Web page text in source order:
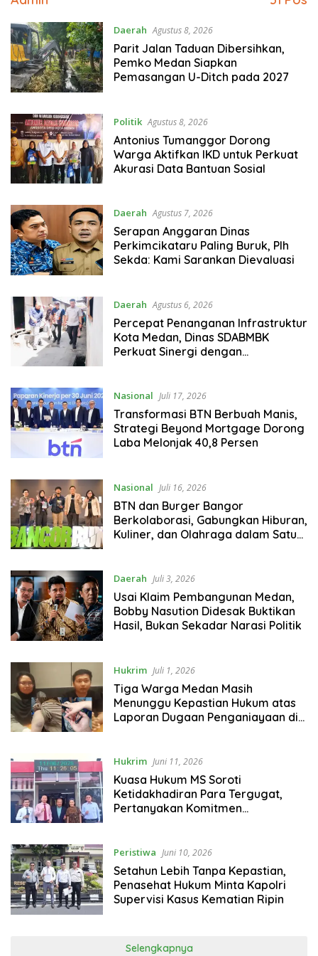
Daerah Agustus 8, 2026
Parit Jalan Taduan Dibersihkan,
Pemko Medan Siapkan
Pemasangan U-Ditch pada 2027
Politik Agustus 8, 2026
Antonius Tumanggor Dorong
Warga Aktifkan IKD untuk Perkuat
Akurasi Data Bantuan Sosial
Daerah Agustus 7, 2026
Serapan Anggaran Dinas
Perkimcikataru Paling Buruk, Plh
Sekda: Kami Sarankan Dievaluasi
Daerah Agustus 6, 2026
Percepat Penanganan Infrastruktur
Kota Medan, Dinas SDABMBK
Perkuat Sinergi dengan
Nasional Juli 17, 2026
Transformasi BTN Berbuah Manis,
Strategi Beyond Mortgage Dorong
Laba Melonjak 40,8 Persen
Nasional Juli 16, 2026
BTN dan Burger Bangor
Berkolaborasi, Gabungkan Hiburan,
Kuliner, dan Olahraga dalam Satu
Daerah Juli 3, 2026
Usai Klaim Pembangunan Medan,
Bobby Nasution Didesak Buktikan
Hasil, Bukan Sekadar Narasi Politik
Hukrim Juli 1, 2026
Tiga Warga Medan Masih
Menunggu Kepastian Hukum atas
Laporan Dugaan Penganiayaan di
Hukrim Juni 11, 2026
Kuasa Hukum MS Soroti
Ketidakhadiran Para Tergugat,
Pertanyakan Komitmen
Peristiwa Juni 10, 2026
Setahun Lebih Tanpa Kepastian,
Penasehat Hukum Minta Kapolri
Supervisi Kasus Kematian Ripin
Selengkapnya